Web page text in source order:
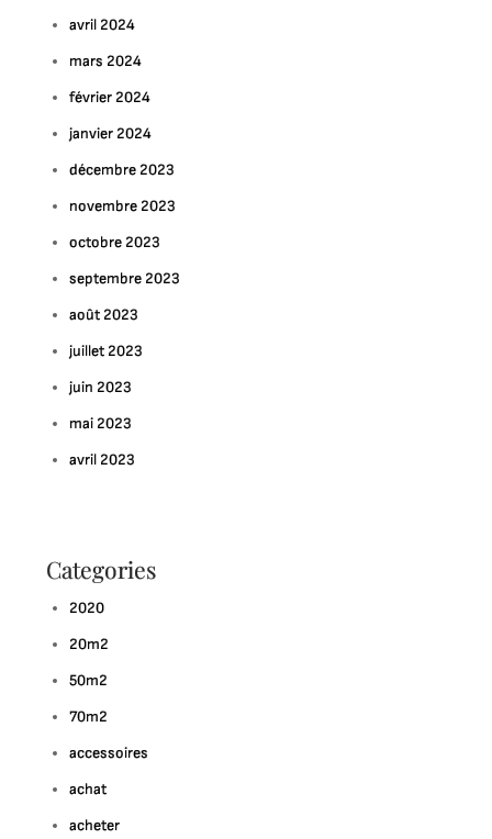
avril 2024
mars 2024
février 2024
janvier 2024
décembre 2023
novembre 2023
octobre 2023
septembre 2023
août 2023
juillet 2023
juin 2023
mai 2023
avril 2023
Categories
2020
20m2
50m2
70m2
accessoires
achat
acheter